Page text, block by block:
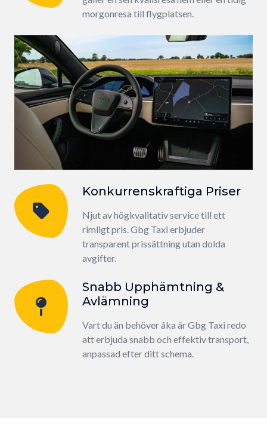
morgonresa till flygplatsen.
Konkurrenskraftiga Priser
Njut av högkvalitativ service till ett
rimligt pris. Gbg Taxi erbjuder
transparent prissättning utan dolda
avgifter.
Snabb Upphämtning &
Avlämning
Vart du än behöver åka är Gbg Taxi redo
att erbjuda snabb och effektiv transport,
anpassad efter ditt schema.